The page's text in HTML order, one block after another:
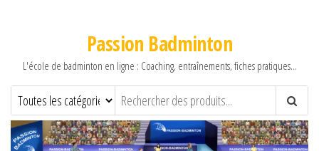
Passion Badminton
L'école de badminton en ligne : Coaching, entraînements, fiches pratiques…